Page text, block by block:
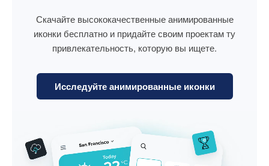
Скачайте высококачественные анимированные
иконки бесплатно и придайте своим проектам ту
привлекательность, которую вы ищете.
Исследуйте анимированные иконки